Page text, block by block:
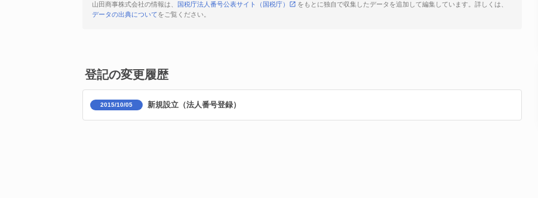
山田商事株式会社の情報は、
国税庁法人番号公表サイト（国税庁）
をもとに独自で収集したデータを追加して編集しています。詳しくは、
データの出典についてをご覧ください。
登記の変更履歴
2015/10/05 新規設立（法人番号登録）